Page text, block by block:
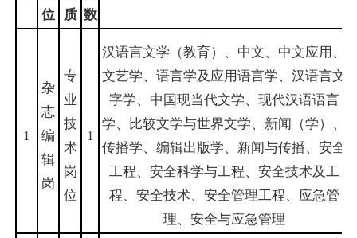
位
质 数
1
杂
志
编
辑
岗
专
业
技
术
岗
位
1
汉语言文学（教育）、中文、中文应用、
文艺学、语言学及应用语言学、汉语言文
字学、中国现当代文学、现代汉语语言
学、比较文学与世界文学、新闻（学）、
传播学、编辑出版学、新闻与传播、安全
工程、安全科学与工程、安全技术及工
程、安全技术、安全管理工程、应急管
理、安全与应急管理